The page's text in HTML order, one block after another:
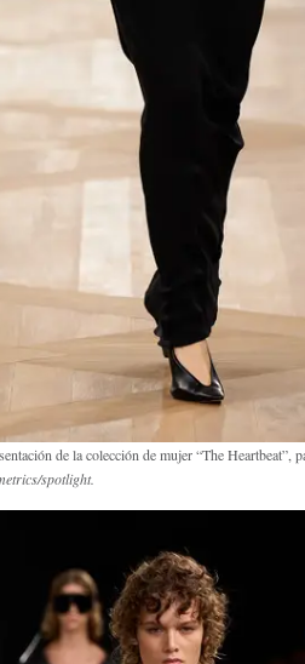
de la colección de mujer “The Heartbeat”,
spotlight.